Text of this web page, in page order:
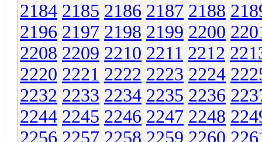
2184 2185 2186 2187 2188
2196 2197 2198 2199 2200
2208 2209 2210 2211 2212
2220 2221 2222 2223 2224
2232 2233 2234 2235 2236
2244 2245 2246 2247 2248
2256 2257 2258 2259 2260